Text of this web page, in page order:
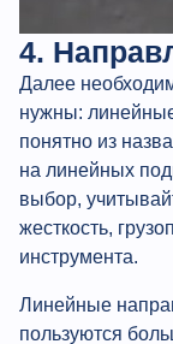
4.
Далее
нужны:
понятно из
на линейных
выбор,
жесткость,
инструмента.
Линейные
пользуются